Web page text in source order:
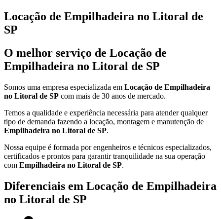
Locação de Empilhadeira no Litoral de
SP
O melhor serviço de Locação de
Empilhadeira no Litoral de SP
Somos uma empresa especializada em Locação de Empilhadeira
no Litoral de SP com mais de 30 anos de mercado.
Temos a qualidade e experiência necessária para atender qualquer
tipo de demanda fazendo a locação, montagem e manutenção de
Empilhadeira no Litoral de SP.
Nossa equipe é formada por engenheiros e técnicos especializados,
certificados e prontos para garantir tranquilidade na sua operação
com Empilhadeira no Litoral de SP.
Diferenciais em Locação de Empilhadeira
no Litoral de SP